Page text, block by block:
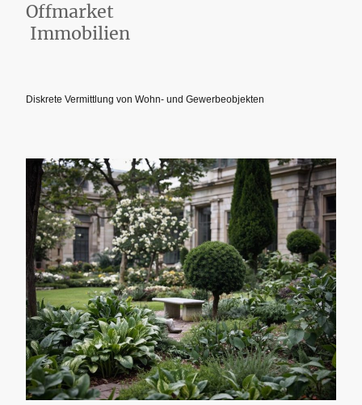
Offmarket
Immobilien
Diskrete Vermittlung von Wohn- und Gewerbeobjekten